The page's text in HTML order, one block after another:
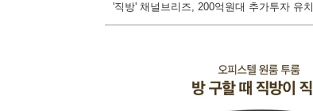
'직방' 채널브리즈, 200억원대 추가투자 유치